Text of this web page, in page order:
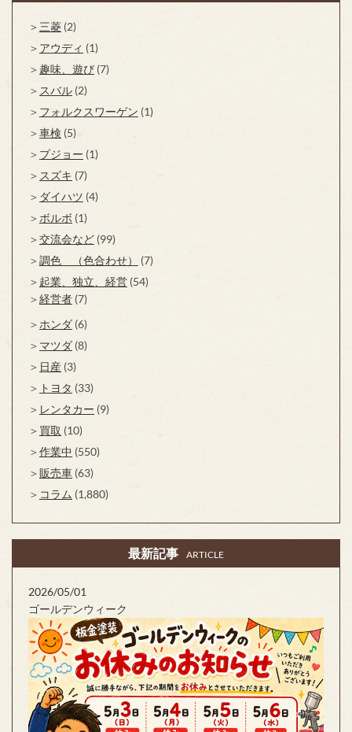
三菱 (2)
アウディ (1)
趣味、遊び (7)
スバル (2)
フォルクスワーゲン (1)
車検 (5)
プジョー (1)
スズキ (7)
ダイハツ (4)
ボルボ (1)
交流会など (99)
調色 （色合わせ）
(7)
起業、独立、経営 (54)
経営者 (7)
ホンダ (6)
マツダ (8)
日産 (3)
トヨタ (33)
レンタカー (9)
買取 (10)
作業中 (550)
販売車 (63)
コラム (1,880)
最新記事 ARTICLE
2026/05/01
ゴールデンウィーク